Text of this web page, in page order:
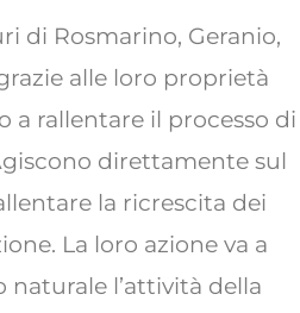
di Rosmarino, Geranio,
alle loro proprietà
a rallentare il processo di
direttamente sul
la ricrescita dei
La loro azione va a
naturale l’attività della